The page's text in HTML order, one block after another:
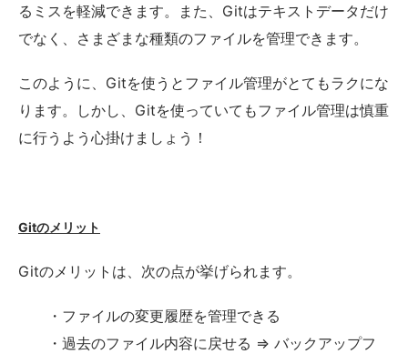
るミスを軽減できます。また、Gitはテキストデータだけ
でなく、さまざまな種類のファイルを管理できます。
このように、Gitを使うとファイル管理がとてもラクにな
ります。しかし、Gitを使っていてもファイル管理は慎重
に行うよう心掛けましょう！
Gitのメリット
Gitのメリットは、次の点が挙げられます。
・ファイルの変更履歴を管理できる
・過去のファイル内容に戻せる ⇒ バックアップフ